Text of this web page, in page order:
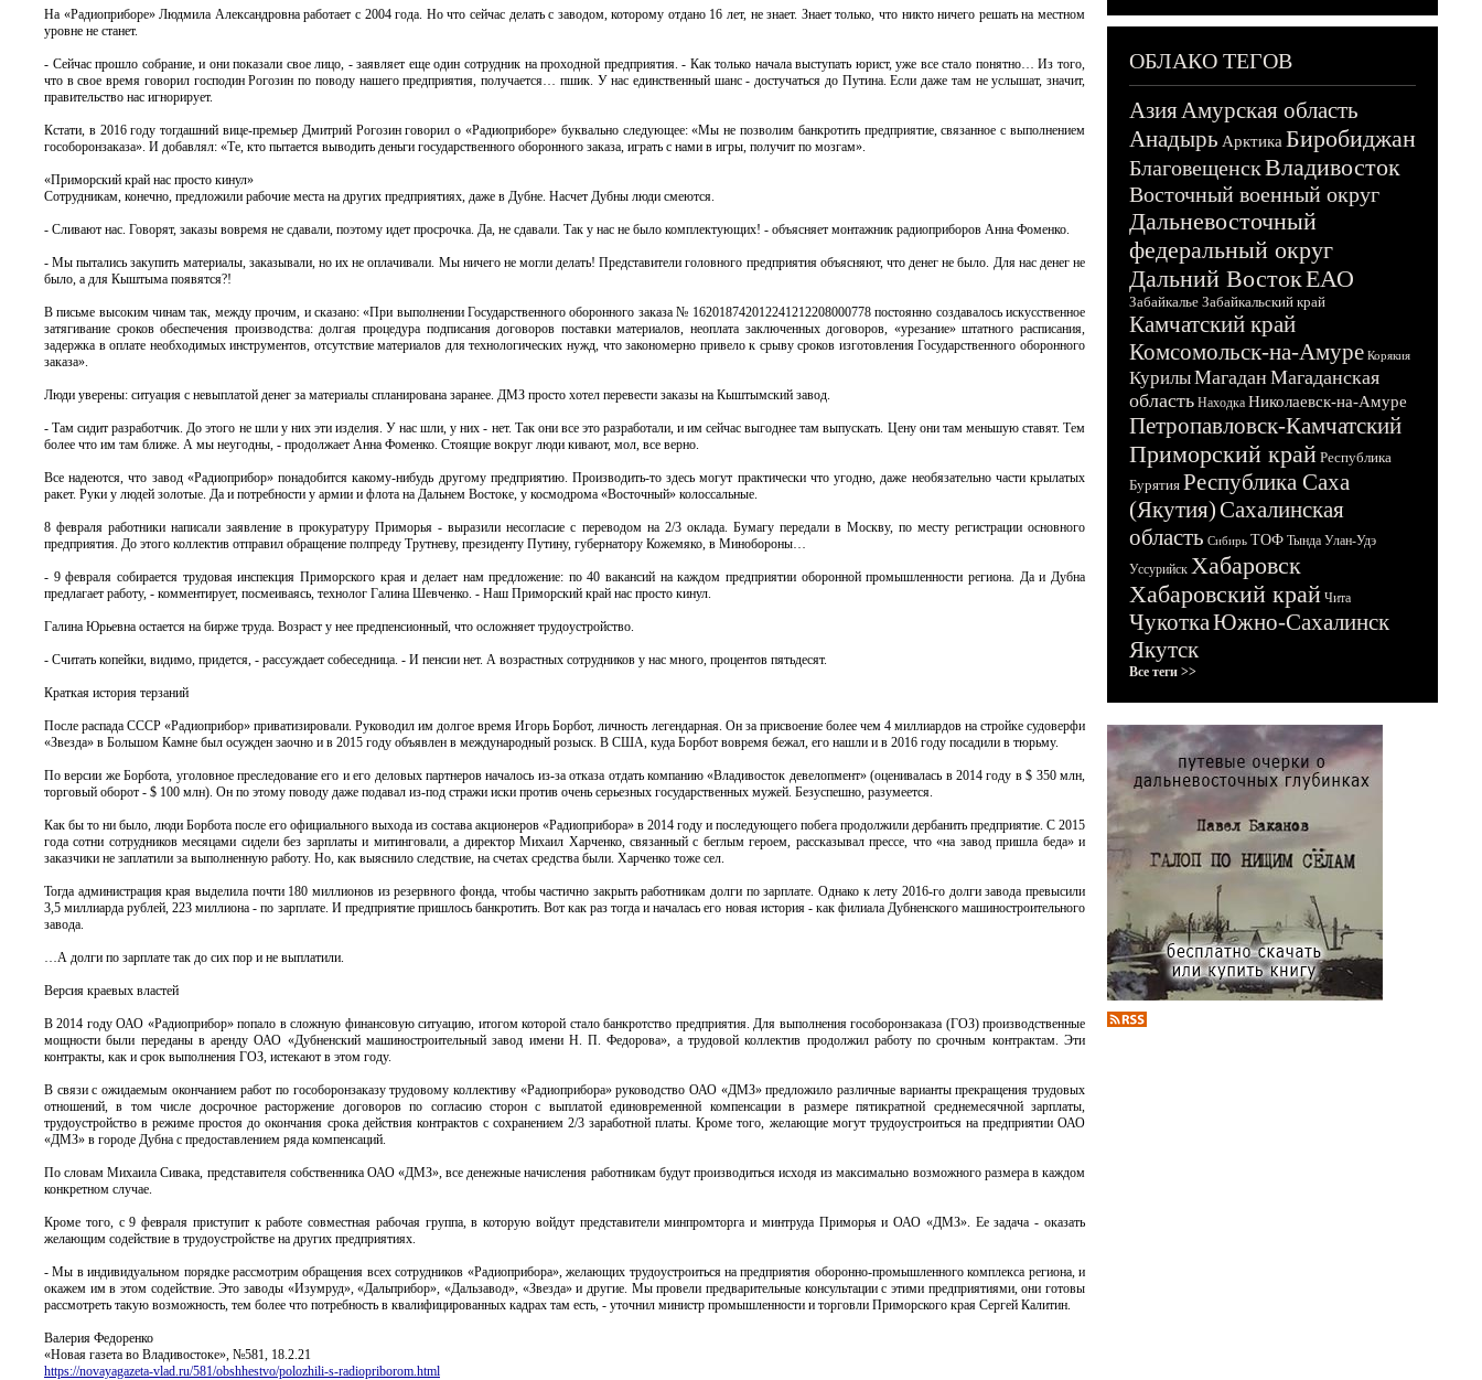
На «Радиоприборе» Людмила Александровна работает с 2004 года. Но что сейчас делать с заводом, которому отдано 16 лет, не знает. Знает только, что никто ничего решать на местном
уровне не станет.
- Сейчас прошло собрание, и они показали свое лицо, - заявляет еще один сотрудник на проходной предприятия. - Как только начала выступать юрист, уже все стало понятно… Из того,
что в свое время говорил господин Рогозин по поводу нашего предприятия, получается… пшик. У нас единственный шанс - достучаться до Путина. Если даже там не услышат, значит,
правительство нас игнорирует.
Кстати, в 2016 году тогдашний вице-премьер Дмитрий Рогозин говорил о «Радиоприборе» буквально следующее: «Мы не позволим банкротить предприятие, связанное с выполнением
гособоронзаказа». И добавлял: «Те, кто пытается выводить деньги государственного оборонного заказа, играть с нами в игры, получит по мозгам».
«Приморский край нас просто кинул»
Сотрудникам, конечно, предложили рабочие места на других предприятиях, даже в Дубне. Насчет Дубны люди смеются.
- Сливают нас. Говорят, заказы вовремя не сдавали, поэтому идет просрочка. Да, не сдавали. Так у нас не было комплектующих! - объясняет монтажник радиоприборов Анна Фоменко.
- Мы пытались закупить материалы, заказывали, но их не оплачивали. Мы ничего не могли делать! Представители головного предприятия объясняют, что денег не было. Для нас денег не
было, а для Кыштыма появятся?!
В письме высоким чинам так, между прочим, и сказано: «При выполнении Государственного оборонного заказа № 162018742012241212208000778 постоянно создавалось искусственное
затягивание сроков обеспечения производства: долгая процедура подписания договоров поставки материалов, неоплата заключенных договоров, «урезание» штатного расписания,
задержка в оплате необходимых инструментов, отсутствие материалов для технологических нужд, что закономерно привело к срыву сроков изготовления Государственного оборонного
заказа».
Люди уверены: ситуация с невыплатой денег за материалы спланирована заранее. ДМЗ просто хотел перевести заказы на Кыштымский завод.
- Там сидит разработчик. До этого не шли у них эти изделия. У нас шли, у них - нет. Так они все это разработали, и им сейчас выгоднее там выпускать. Цену они там меньшую ставят. Тем
более что им там ближе. А мы неугодны, - продолжает Анна Фоменко. Стоящие вокруг люди кивают, мол, все верно.
Все надеются, что завод «Радиоприбор» понадобится какому-нибудь другому предприятию. Производить-то здесь могут практически что угодно, даже необязательно части крылатых
ракет. Руки у людей золотые. Да и потребности у армии и флота на Дальнем Востоке, у космодрома «Восточный» колоссальные.
8 февраля работники написали заявление в прокуратуру Приморья - выразили несогласие с переводом на 2/3 оклада. Бумагу передали в Москву, по месту регистрации основного
предприятия. До этого коллектив отправил обращение полпреду Трутневу, президенту Путину, губернатору Кожемяко, в Минобороны…
- 9 февраля собирается трудовая инспекция Приморского края и делает нам предложение: по 40 вакансий на каждом предприятии оборонной промышленности региона. Да и Дубна
предлагает работу, - комментирует, посмеиваясь, технолог Галина Шевченко. - Наш Приморский край нас просто кинул.
Галина Юрьевна остается на бирже труда. Возраст у нее предпенсионный, что осложняет трудоустройство.
- Считать копейки, видимо, придется, - рассуждает собеседница. - И пенсии нет. А возрастных сотрудников у нас много, процентов пятьдесят.
Краткая история терзаний
После распада СССР «Радиоприбор» приватизировали. Руководил им долгое время Игорь Борбот, личность легендарная. Он за присвоение более чем 4 миллиардов на стройке судоверфи
«Звезда» в Большом Камне был осужден заочно и в 2015 году объявлен в международный розыск. В США, куда Борбот вовремя бежал, его нашли и в 2016 году посадили в тюрьму.
По версии же Борбота, уголовное преследование его и его деловых партнеров началось из-за отказа отдать компанию «Владивосток девелопмент» (оценивалась в 2014 году в $ 350 млн,
торговый оборот - $ 100 млн). Он по этому поводу даже подавал из-под стражи иски против очень серьезных государственных мужей. Безуспешно, разумеется.
Как бы то ни было, люди Борбота после его официального выхода из состава акционеров «Радиоприбора» в 2014 году и последующего побега продолжили дербанить предприятие. С 2015
года сотни сотрудников месяцами сидели без зарплаты и митинговали, а директор Михаил Харченко, связанный с беглым героем, рассказывал прессе, что «на завод пришла беда» и
заказчики не заплатили за выполненную работу. Но, как выяснило следствие, на счетах средства были. Харченко тоже сел.
Тогда администрация края выделила почти 180 миллионов из резервного фонда, чтобы частично закрыть работникам долги по зарплате. Однако к лету 2016-го долги завода превысили
3,5 миллиарда рублей, 223 миллиона - по зарплате. И предприятие пришлось банкротить. Вот как раз тогда и началась его новая история - как филиала Дубненского машиностроительного
завода.
…А долги по зарплате так до сих пор и не выплатили.
Версия краевых властей
В 2014 году ОАО «Радиоприбор» попало в сложную финансовую ситуацию, итогом которой стало банкротство предприятия. Для выполнения гособоронзаказа (ГОЗ) производственные
мощности были переданы в аренду ОАО «Дубненский машиностроительный завод имени Н. П. Федорова», а трудовой коллектив продолжил работу по срочным контрактам. Эти
контракты, как и срок выполнения ГОЗ, истекают в этом году.
В связи с ожидаемым окончанием работ по гособоронзаказу трудовому коллективу «Радиоприбора» руководство ОАО «ДМЗ» предложило различные варианты прекращения трудовых
отношений, в том числе досрочное расторжение договоров по согласию сторон с выплатой единовременной компенсации в размере пятикратной среднемесячной зарплаты,
трудоустройство в режиме простоя до окончания срока действия контрактов с сохранением 2/3 заработной платы. Кроме того, желающие могут трудоустроиться на предприятии ОАО
«ДМЗ» в городе Дубна с предоставлением ряда компенсаций.
По словам Михаила Сивака, представителя собственника ОАО «ДМЗ», все денежные начисления работникам будут производиться исходя из максимально возможного размера в каждом
конкретном случае.
Кроме того, с 9 февраля приступит к работе совместная рабочая группа, в которую войдут представители минпромторга и минтруда Приморья и ОАО «ДМЗ». Ее задача - оказать
желающим содействие в трудоустройстве на других предприятиях.
- Мы в индивидуальном порядке рассмотрим обращения всех сотрудников «Радиоприбора», желающих трудоустроиться на предприятия оборонно-промышленного комплекса региона, и
окажем им в этом содействие. Это заводы «Изумруд», «Дальприбор», «Дальзавод», «Звезда» и другие. Мы провели предварительные консультации с этими предприятиями, они готовы
рассмотреть такую возможность, тем более что потребность в квалифицированных кадрах там есть, - уточнил министр промышленности и торговли Приморского края Сергей Калитин.
Валерия Федоренко
«Новая газета во Владивостоке», №581, 18.2.21
https://novayagazeta-vlad.ru/581/obshhestvo/polozhili-s-radiopriborom.html
ОБЛАКО ТЕГОВ
АзияАмурская область
Анадырь Арктика Биробиджан
БлаговещенскВладивосток
Восточный военный округ
Дальневосточный
федеральный округ
Дальний ВостокЕАО
Забайкалье Забайкальский край
Камчатский край
Комсомольск-на-Амуре Корякия
КурилыМагадан Магаданская
область Находка Николаевск-на-Амуре
Петропавловск-Камчатский
Приморский край Республика
Бурятия Республика Саха
(Якутия)Сахалинская
область Сибирь ТОФ Тында Улан-Удэ
Уссурийск Хабаровск
Хабаровский край Чита
ЧукоткаЮжно-Сахалинск
Якутск
Все теги >>